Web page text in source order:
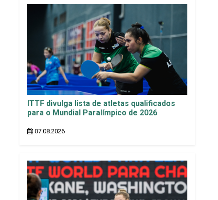
ITTF divulga lista de atletas qualificados
para o Mundial Paralímpico de 2026
07.08.2026